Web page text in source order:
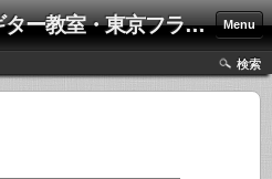
東京フラメンコギター研究会 Menu
検索